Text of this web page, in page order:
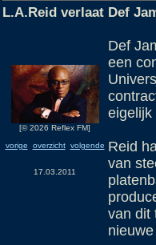
L.A.Reid verlaat Def
[© 2026 Reflex FM]
vorige
overzicht volgende
17.03.2011
Def
een
eigelijk
Reid
van
van dit